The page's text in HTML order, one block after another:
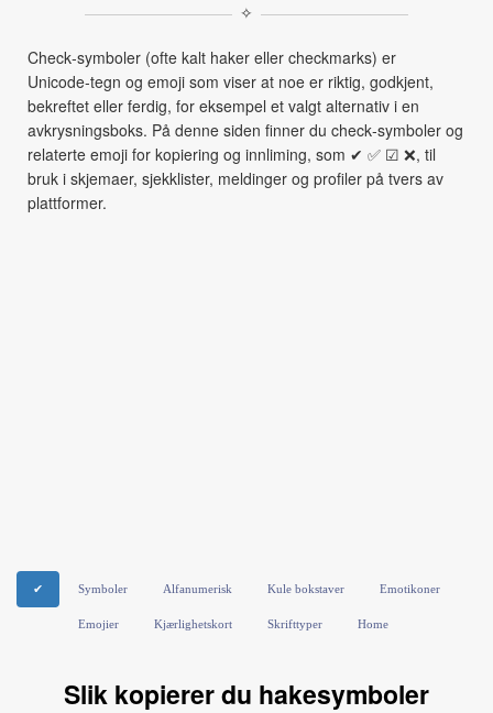
✧
Check‑symboler (ofte kalt haker eller checkmarks) er
Unicode‑tegn og emoji som viser at noe er riktig, godkjent,
bekreftet eller ferdig, for eksempel et valgt alternativ i en
avkrysningsboks. På denne siden finner du check‑symboler og
relaterte emoji for kopiering og innliming, som ✔ ✅ ☑ ❌, til
bruk i skjemaer, sjekklister, meldinger og profiler på tvers av
plattformer.
✔ Symboler Alfanumerisk Kule bokstaver Emotikoner
Emojier Kjærlighetskort Skrifttyper Home
Slik kopierer du hakesymboler